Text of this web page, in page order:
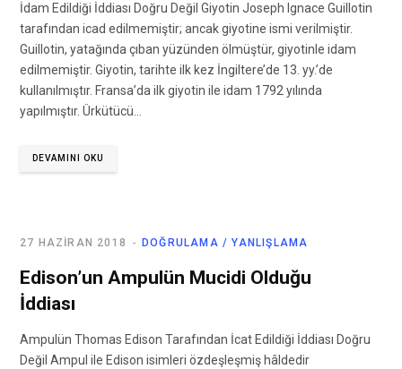
İdam Edildiği İddiası Doğru Değil Giyotin Joseph Ignace Guillotin
tarafından icad edilmemiştir; ancak giyotine ismi verilmiştir.
Guillotin, yatağında çıban yüzünden ölmüştür, giyotinle idam
edilmemiştir. Giyotin, tarihte ilk kez İngiltere’de 13. yy.’de
kullanılmıştır. Fransa’da ilk giyotin ile idam 1792 yılında
yapılmıştır. Ürkütücü…
DEVAMINI OKU
DOĞRULAMA / YANLIŞLAMA
27 HAZIRAN 2018
Edison’un Ampulün Mucidi Olduğu
İddiası
Ampulün Thomas Edison Tarafından İcat Edildiği İddiası Doğru
Değil Ampul ile Edison isimleri özdeşleşmiş hâldedir